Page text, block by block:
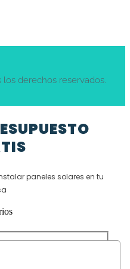
los derechos reservados.
paneles solares en tu